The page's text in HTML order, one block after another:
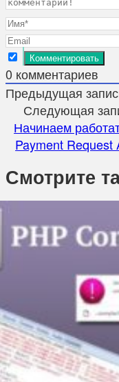
0 комментариев
Предыдущая
Следующая
Начинаем
Payment Request
Смотрите